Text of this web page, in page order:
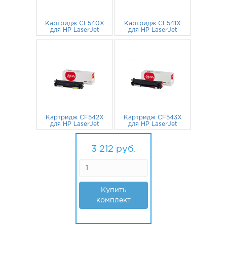
Картридж CF540X
для HP LaserJet
M254NW, M280NW
Картридж CF541X
для HP LaserJet
M254NW, M280NW
Картридж CF542X
для HP LaserJet
M254NW, M280NW
Картридж CF543X
для HP LaserJet
M254NW, M280NW
3 212 руб.
Купить
комплект